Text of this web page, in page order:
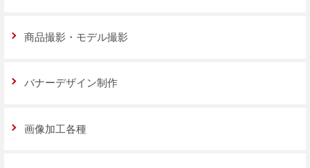
商品撮影・モデル撮影
バナーデザイン制作
画像加工各種